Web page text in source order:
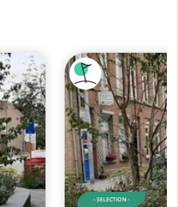
- SELECTION -